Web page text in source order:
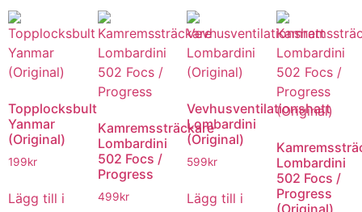
Topplocksbult
Yanmar
(Original)
199kr
Lägg till i
Kamremssträckare
Lombardini
502 Focs /
Progress
499kr
Vevhusventilationshatt
Lombardini
(Original)
599kr
Lägg till i
Lombardini
502 Focs /
Progress
(Original)